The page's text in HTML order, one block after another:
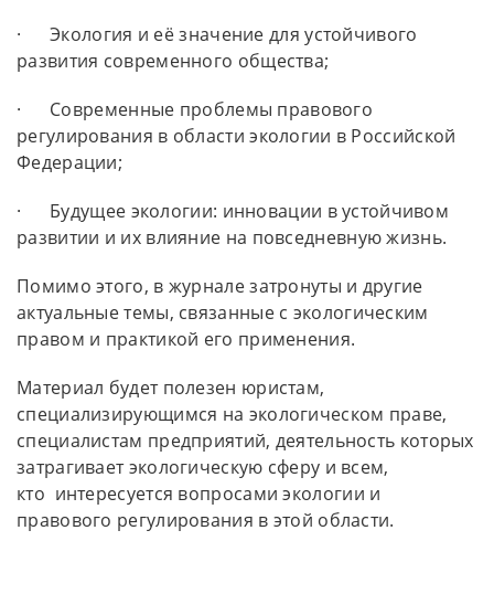
· Экология и её значение для устойчивого
развития современного общества;
· Современные проблемы правового
регулирования в области экологии в Российской
Федерации;
· Будущее экологии: инновации в устойчивом
развитии и их влияние на повседневную жизнь.
Помимо этого, в журнале затронуты и другие
актуальные темы, связанные с экологическим
правом и практикой его применения.
Материал будет полезен юристам,
специализирующимся на экологическом праве,
специалистам предприятий, деятельность которых
затрагивает экологическую сферу и всем,
кто интересуется вопросами экологии и
правового регулирования в этой области.